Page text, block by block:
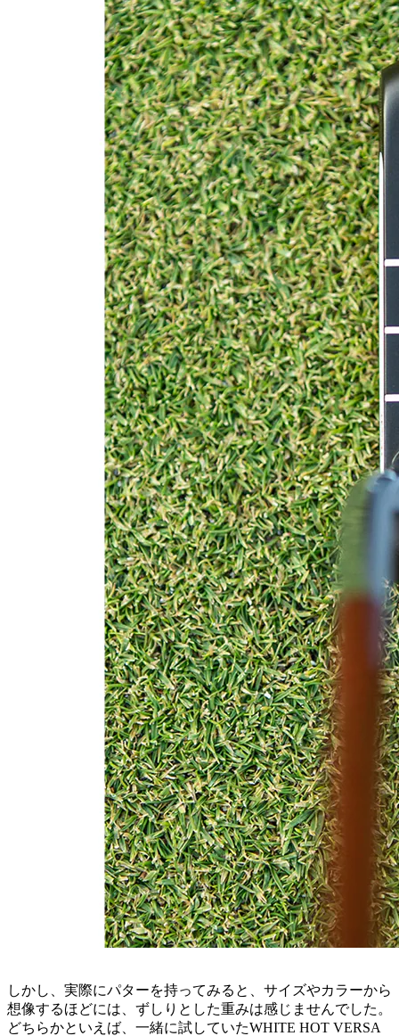
しかし、実際にパターを持ってみると、サイズやカラーから
想像するほどには、ずしりとした重みは感じませんでした。
どちらかといえば、一緒に試していたWHITE HOT VERSA